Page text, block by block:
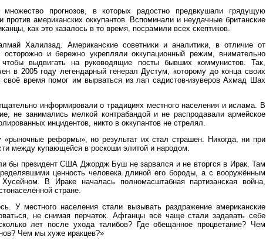
прогнозов, в которых радостно предвкушали грядущую
американских оккупантов. Вспоминали и неудачные британские
как это казалось в то время, посрамили всех скептиков.
Халилзад. Американские советники и аналитики, в отличие от
и бережно укрепляли оккупационный режим, внимательно
выдвигать на руководящие посты бывших коммунистов. Так,
в 2005 году легендарный генерал Дустум, которому до конца своих
время помог им вырваться из лап садистов-изуверов Ахмад Шах
информировали о традициях местного населения и ислама. В
не занимались мелкой контрабандой и не распродавали армейское
инцидентов, никто в оккупантов не стрелял.
реформы», но результат их стал страшен. Никогда, ни при
между купающейся в роскоши элитой и народом.
бы президент США Джордж Буш не зарвался и не вторгся в Ирак. Там
ценность человека длиной его бороды, а с вооружённым
В Ираке началась полномасштабная партизанская война,
стране.
У местного населения стали вызывать раздражение американские
не снимая перчаток. Афганцы всё чаще стали задавать себе
лет после ухода талибов? Где обещанное процветание? Чем
Чем мы хуже иракцев?»